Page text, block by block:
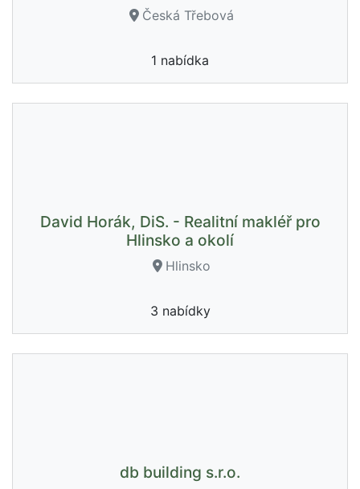
Česká Třebová
1 nabídka
David Horák, DiS. - Realitní makléř pro
Hlinsko a okolí
Hlinsko
3 nabídky
db building s.r.o.